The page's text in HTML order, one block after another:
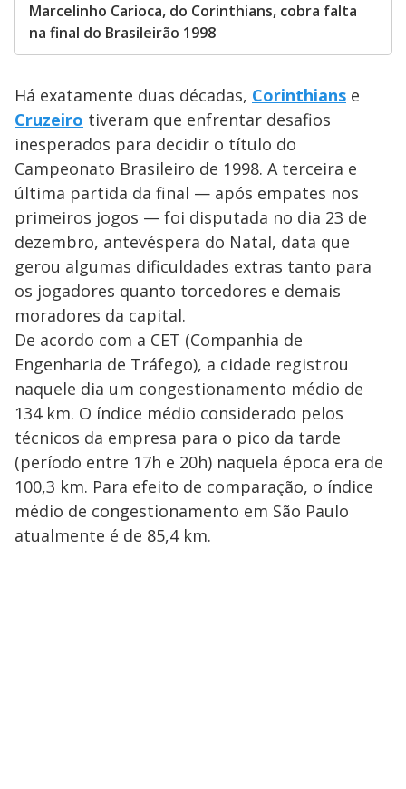
Marcelinho Carioca, do Corinthians, cobra falta
na final do Brasileirão 1998
Há exatamente duas décadas, Corinthians e
Cruzeiro tiveram que enfrentar desafios
inesperados para decidir o título do
Campeonato Brasileiro de 1998. A terceira e
última partida da final — após empates nos
primeiros jogos — foi disputada no dia 23 de
dezembro, antevéspera do Natal, data que
gerou algumas dificuldades extras tanto para
os jogadores quanto torcedores e demais
moradores da capital.
De acordo com a CET (Companhia de
Engenharia de Tráfego), a cidade registrou
naquele dia um congestionamento médio de
134 km. O índice médio considerado pelos
técnicos da empresa para o pico da tarde
(período entre 17h e 20h) naquela época era de
100,3 km. Para efeito de comparação, o índice
médio de congestionamento em São Paulo
atualmente é de 85,4 km.